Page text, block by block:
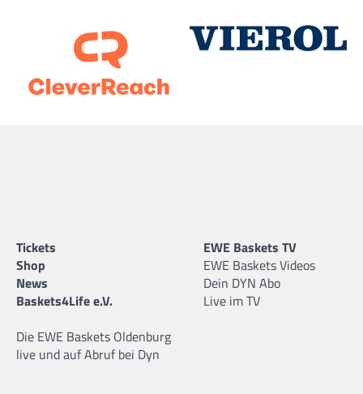
Tickets
Shop
News
Baskets4Life e.V.
Die EWE Baskets Oldenburg
live und auf Abruf bei Dyn
EWE Baskets TV
EWE Baskets Videos
Dein DYN Abo
Live im TV